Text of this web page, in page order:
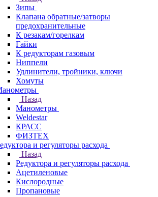
Зипы
Клапана обратные/затворы
предохранительные
К резакам/горелкам
Гайки
К редукторам газовым
Ниппели
Удлинители, тройники, ключи
Хомуты
Назад
Манометры
Weldestar
КРАСС
ФИЗТЕХ
и регуляторы расхода
Назад
Редуктора и регуляторы расхода
Ацетиленовые
Кислородные
Пропановые